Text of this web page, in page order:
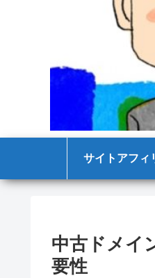
サイトアフィ
中古ドメイ
要性